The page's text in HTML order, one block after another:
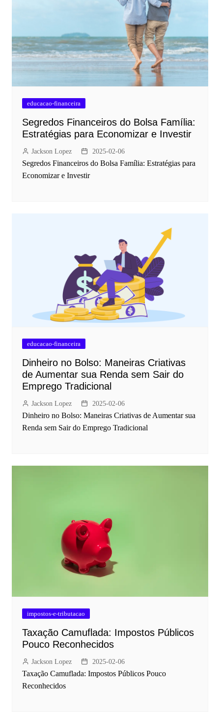
educacao-financeira
Segredos Financeiros do Bolsa Família:
Estratégias para Economizar e Investir
Jackson Lopez 2025-02-06
Segredos Financeiros do Bolsa Família: Estratégias para
Economizar e Investir
educacao-financeira
Dinheiro no Bolso: Maneiras Criativas
de Aumentar sua Renda sem Sair do
Emprego Tradicional
Jackson Lopez 2025-02-06
Dinheiro no Bolso: Maneiras Criativas de Aumentar sua
Renda sem Sair do Emprego Tradicional
impostos-e-tributacao
Taxação Camuflada: Impostos Públicos
Pouco Reconhecidos
Jackson Lopez 2025-02-06
Taxação Camuflada: Impostos Públicos Pouco
Reconhecidos